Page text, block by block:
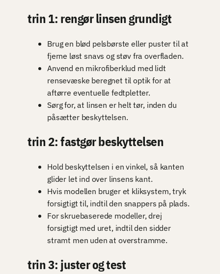
trin 1: rengør linsen grundigt
Brug en blød pelsbørste eller puster til at
fjerne løst snavs og støv fra overfladen.
Anvend en mikrofiberklud med lidt
rensevæske beregnet til optik for at
aftørre eventuelle fedtpletter.
Sørg for, at linsen er helt tør, inden du
påsætter beskyttelsen.
trin 2: fastgør beskyttelsen
Hold beskyttelsen i en vinkel, så kanten
glider let ind over linsens kant.
Hvis modellen bruger et kliksystem, tryk
forsigtigt til, indtil den snappers på plads.
For skruebaserede modeller, drej
forsigtigt med uret, indtil den sidder
stramt men uden at overstramme.
trin 3: juster og test